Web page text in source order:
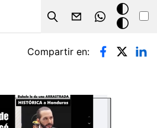
Search
Modo
oscuro
Compartir en: